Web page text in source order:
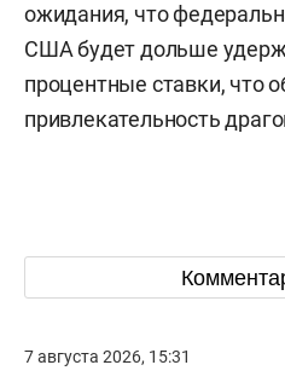
ожидания, что
США будет дольше
процентные ставки, что
привлекательность
7 августа 2026, 15:31